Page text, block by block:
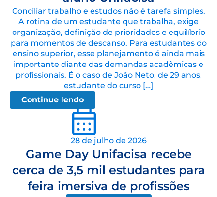
Conciliar trabalho e estudos não é tarefa simples.
A rotina de um estudante que trabalha, exige
organização, definição de prioridades e equilíbrio
para momentos de descanso. Para estudantes do
ensino superior, esse planejamento é ainda mais
importante diante das demandas acadêmicas e
profissionais. É o caso de João Neto, de 29 anos,
estudante do curso […]
Continue lendo
28 de julho de 2026
Game Day Unifacisa recebe
cerca de 3,5 mil estudantes para
feira imersiva de profissões